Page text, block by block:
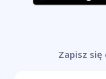
Zapisz